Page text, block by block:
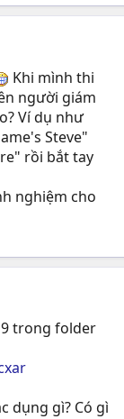
Khi mình thi
người giám
Ví dụ như
Steve"
rồi bắt tay
nghiệm cho
trong folder
dụng gì? Có gì